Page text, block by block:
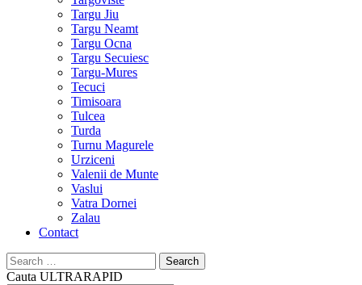
Targu Jiu
Targu Neamt
Targu Ocna
Targu Secuiesc
Targu-Mures
Tecuci
Timisoara
Tulcea
Turda
Turnu Magurele
Urziceni
Valenii de Munte
Vaslui
Vatra Dornei
Zalau
Contact
Search
for:
Cauta ULTRARAPID